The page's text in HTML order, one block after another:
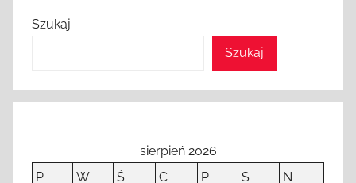
Szukaj
Szukaj
sierpień 2026
P
W Ś C P S
N